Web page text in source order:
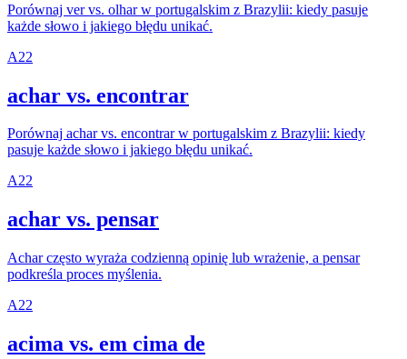
Porównaj ver vs. olhar w portugalskim z Brazylii: kiedy pasuje
każde słowo i jakiego błędu unikać.
A22
achar vs. encontrar
Porównaj achar vs. encontrar w portugalskim z Brazylii: kiedy
pasuje każde słowo i jakiego błędu unikać.
A22
achar vs. pensar
Achar często wyraża codzienną opinię lub wrażenie, a pensar
podkreśla proces myślenia.
A22
acima vs. em cima de